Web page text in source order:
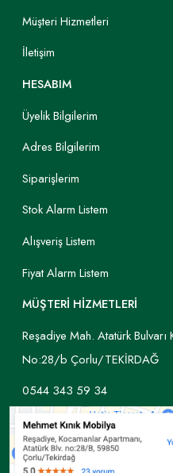
Müşteri Hizmetleri
İletişim
HESABIM
Üyelik Bilgilerim
Adres Bilgilerim
Siparişlerim
Stok Alarm Listem
Alışveriş Listem
Fiyat Alarm Listem
MÜŞTERİ HİZMETLERİ
Reşadiye Mah. Atatürk
No:28/b Çorlu/TEKİRDAĞ
0544 343 59 34